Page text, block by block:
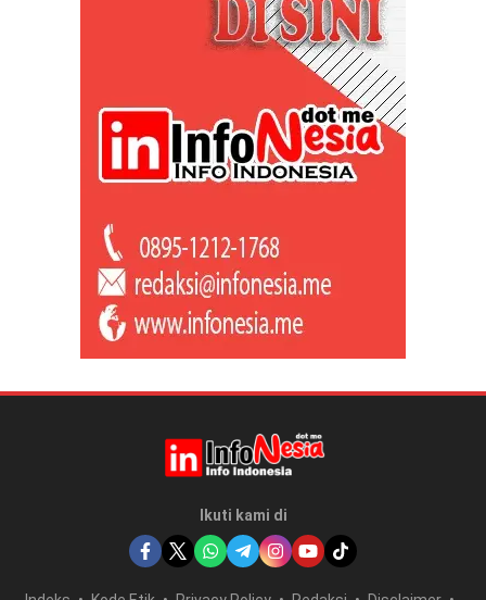
Ikuti kami di